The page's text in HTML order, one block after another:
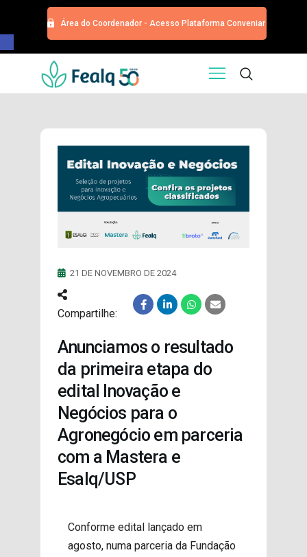
Barra de Ferramentas Aberta
Área do Coordenador - Acesso Plataforma Conveniar
HOME
EDITORA
PROGRAMA DE APOIOS
TRABALHE CONOSCO
NOTÍCIAS
CONTATO
ESPECIALIZAÇÕES USP
DOAÇÕES PARA
PROJETOS
21 DE NOVEMBRO DE 2024
Compartilhe:
Anunciamos o resultado
da primeira etapa do
edital Inovação e
Negócios para o
Agronegócio em parceria
com a Mastera e
Esalq/USP
Conforme edital lançado em
agosto, numa parceria da Fundação